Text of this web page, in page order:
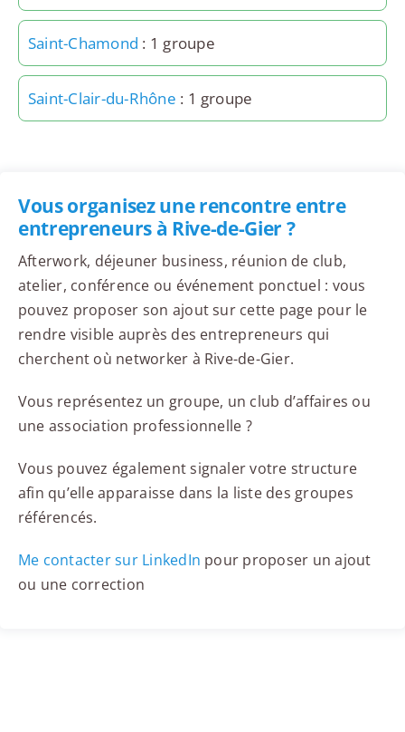
Saint-Chamond : 1 groupe
Saint-Clair-du-Rhône : 1 groupe
Vous organisez une rencontre entre
entrepreneurs à Rive-de-Gier ?
Afterwork, déjeuner business, réunion de club,
atelier, conférence ou événement ponctuel : vous
pouvez proposer son ajout sur cette page pour le
rendre visible auprès des entrepreneurs qui
cherchent où networker à Rive-de-Gier.
Vous représentez un groupe, un club d’affaires ou
une association professionnelle ?
Vous pouvez également signaler votre structure
afin qu’elle apparaisse dans la liste des groupes
référencés.
Me contacter sur LinkedIn pour proposer un ajout
ou une correction